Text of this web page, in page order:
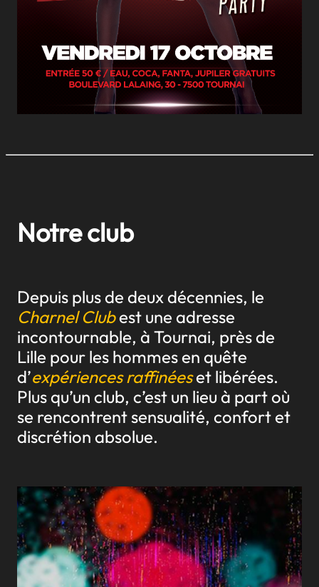
Notre club
Depuis plus de deux décennies, le
Charnel Clubest une adresse
incontournable, à Tournai, près de
Lille pour les hommes en quête
d’expériences raffinéeset libérées.
Plus qu’un club, c’est un lieu à part où
se rencontrent sensualité, confort et
discrétion absolue.